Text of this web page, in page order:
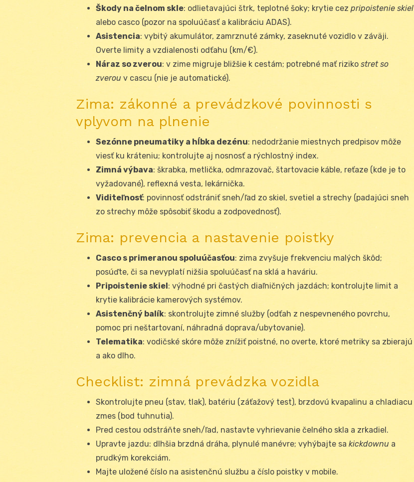
Škody na čelnom skle: odlietavajúci štrk, teplotné šoky; krytie cez pripoistenie skiel
alebo casco (pozor na spoluúčasť a kalibráciu ADAS).
Asistencia: vybitý akumulátor, zamrznuté zámky, zaseknuté vozidlo v záväji.
Overte limity a vzdialenosti odťahu (km/€).
Náraz so zverou: v zime migruje bližšie k cestám; potrebné mať riziko stret so
zverou v cascu (nie je automatické).
Zima: zákonné a prevádzkové povinnosti s
vplyvom na plnenie
Sezónne pneumatiky a hĺbka dezénu: nedodržanie miestnych predpisov môže
viesť ku kráteniu; kontrolujte aj nosnosť a rýchlostný index.
Zimná výbava: škrabka, metlička, odmrazovač, štartovacie káble, reťaze (kde je to
vyžadované), reflexná vesta, lekárnička.
Viditeľnosť: povinnosť odstrániť sneh/ľad zo skiel, svetiel a strechy (padajúci sneh
zo strechy môže spôsobiť škodu a zodpovednosť).
Zima: prevencia a nastavenie poistky
Casco s primeranou spoluúčasťou: zima zvyšuje frekvenciu malých škôd;
posúďte, či sa nevyplatí nižšia spoluúčasť na sklá a haváriu.
Pripoistenie skiel: výhodné pri častých diaľničných jazdách; kontrolujte limit a
krytie kalibrácie kamerových systémov.
Asistenčný balík: skontrolujte zimné služby (odťah z nespevneného povrchu,
pomoc pri neštartovaní, náhradná doprava/ubytovanie).
Telematika: vodičské skóre môže znížiť poistné, no overte, ktoré metriky sa zbierajú
a ako dlho.
Checklist: zimná prevádzka vozidla
Skontrolujte pneu (stav, tlak), batériu (záťažový test), brzdovú kvapalinu a chladiacu
zmes (bod tuhnutia).
Pred cestou odstráňte sneh/ľad, nastavte vyhrievanie čelného skla a zrkadiel.
Upravte jazdu: dlhšia brzdná dráha, plynulé manévre; vyhýbajte sa kickdownu a
prudkým korekciám.
Majte uložené číslo na asistenčnú službu a číslo poistky v mobile.